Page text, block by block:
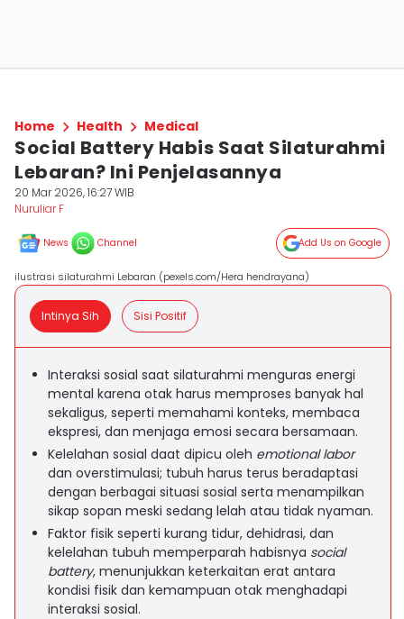
Home Health Medical
Social Battery Habis Saat Silaturahmi
Lebaran? Ini Penjelasannya
20 Mar 2026, 16:27 WIB
Nuruliar F
News Channel Add Us on Google
ilustrasi silaturahmi Lebaran (pexels.com/Hera hendrayana)
Intinya Sih Sisi Positif
Interaksi sosial saat silaturahmi menguras energi
mental karena otak harus memproses banyak hal
sekaligus, seperti memahami konteks, membaca
ekspresi, dan menjaga emosi secara bersamaan.
Kelelahan sosial daat dipicu oleh emotional labor
dan overstimulasi; tubuh harus terus beradaptasi
dengan berbagai situasi sosial serta menampilkan
sikap sopan meski sedang lelah atau tidak nyaman.
Faktor fisik seperti kurang tidur, dehidrasi, dan
kelelahan tubuh memperparah habisnya social
battery, menunjukkan keterkaitan erat antara
kondisi fisik dan kemampuan otak menghadapi
interaksi sosial.